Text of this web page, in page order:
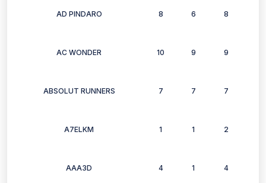
AD PINDARO 8 6 8
AC WONDER 10 9 9
ABSOLUT RUNNERS 7 7 7
A7ELKM 1 1 2
AAA3D 4 1 4